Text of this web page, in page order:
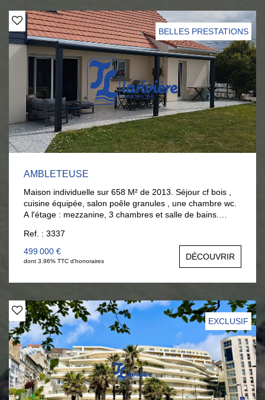
BELLES PRESTATIONS
AMBLETEUSE
Maison individuelle sur 658 M² de 2013. Séjour cf bois ,
cuisine équipée, salon poêle granules , une chambre wc.
A l'étage : mezzanine, 3 chambres et salle de bains.
état. Tél : 06 377 372 00 Anouck BOULOY
Ref. : 3337
499 000 €
dont 3.96% TTC d'honoraires DÉCOUVRIR
EXCLUSIF